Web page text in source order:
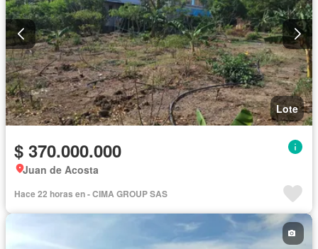
Lote
$ 370.000.000
Juan de Acosta
Hace 22 horas en - CIMA GROUP SAS